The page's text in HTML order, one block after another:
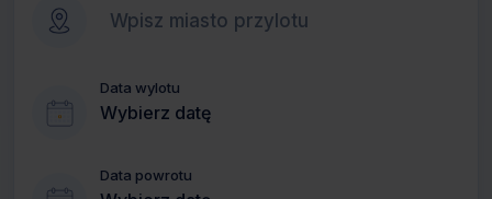
Data wylotu
Wybierz datę
Data powrotu